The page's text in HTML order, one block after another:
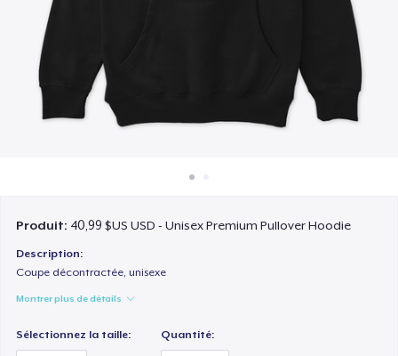
Produit: 40,99 $US USD - Unisex Premium Pullover Hoodie
Description:
Coupe décontractée, unisexe
Montrer plus de détails
Sélectionnez la taille: Quantité: